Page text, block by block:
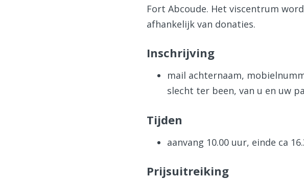
Fort Abcoude. Het viscentrum
afhankelijk van donaties.
Inschrijving
mail achternaam,
slecht ter been, van u en uw
Tijden
aanvang 10.00 uur, einde ca
Prijsuitreiking